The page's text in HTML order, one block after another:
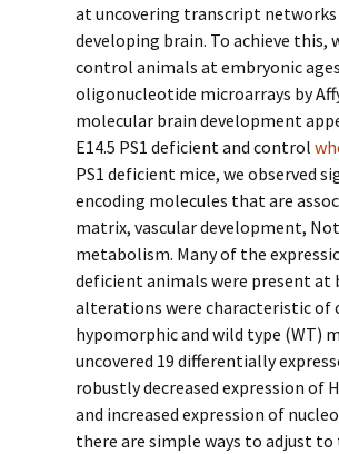
at uncovering transcript
developing brain. To achieve this,
control animals at embryonic ages
oligonucleotide microarrays by
molecular brain development
E14.5 PS1 deficient and control
PS1 deficient mice, we observed
encoding molecules that are
matrix, vascular development,
metabolism. Many of the
deficient animals were present at
alterations were characteristic of
hypomorphic and wild type (WT)
uncovered 19 differentially
robustly decreased expression of
and increased expression of
there are simple ways to adjust